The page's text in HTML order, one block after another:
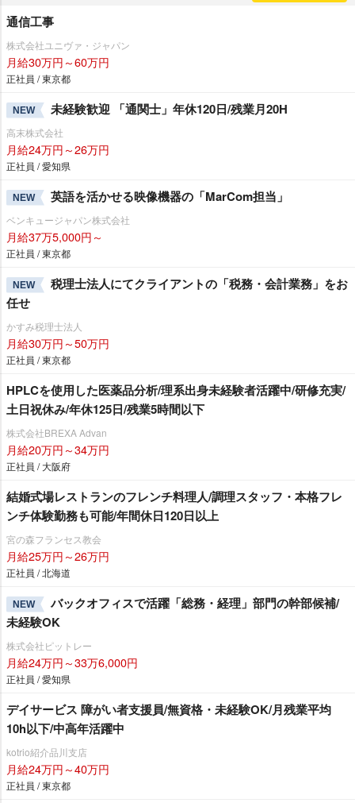
通信工事
株式会社ユニヴァ・ジャパン
月給30万円～60万円
正社員 / 東京都
NEW 未経験歓迎 「通関士」年休120日/残業月20H
高末株式会社
月給24万円～26万円
正社員 / 愛知県
NEW 英語を活かせる映像機器の「MarCom担当」
ベンキュージャパン株式会社
月給37万5,000円～
正社員 / 東京都
NEW
税理士法人にてクライアントの「税務・会計業務」をお
任せ
かすみ税理士法人
月給30万円～50万円
正社員 / 東京都
HPLCを使用した医薬品分析/理系出身未経験者活躍中/研修充実/
土日祝休み/年休125日/残業5時間以下
株式会社BREXA Advan
月給20万円～34万円
正社員 / 大阪府
結婚式場レストランのフレンチ料理人/調理スタッフ・本格フレ
ンチ体験勤務も可能/年間休日120日以上
宮の森フランセス教会
月給25万円～26万円
正社員 / 北海道
NEW
バックオフィスで活躍「総務・経理」部門の幹部候補/
未経験OK
株式会社ピットレー
月給24万円～33万6,000円
正社員 / 愛知県
デイサービス 障がい者支援員/無資格・未経験OK/月残業平均
10h以下/中高年活躍中
kotrio紹介品川支店
月給24万円～40万円
正社員 / 東京都